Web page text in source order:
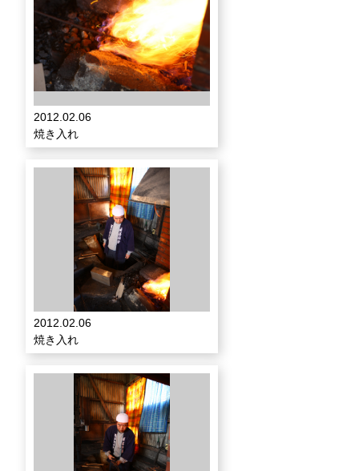
2012.02.06
焼き入れ
2012.02.06
焼き入れ